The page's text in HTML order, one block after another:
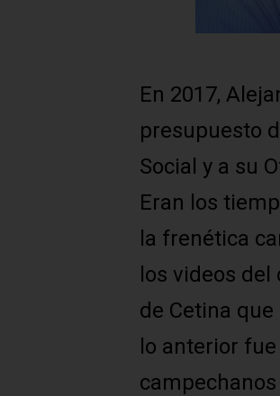
En 2017,
presupuesto
Social y a su
Eran los
la frenética
los videos
de Cetina
lo anterior